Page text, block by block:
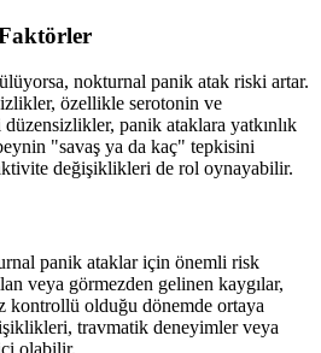
nokturnal panik atak riski artar.
özellikle serotonin ve
panik ataklara yatkınlık
"savaş ya da kaç" tepkisini
değişiklikleri de rol oynayabilir.
panik ataklar için önemli risk
veya görmezden gelinen kaygılar,
kontrollü olduğu dönemde ortaya
travmatik deneyimler veya
olabilir.